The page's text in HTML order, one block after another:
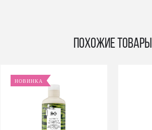
Похожие товары
НОВИНКА